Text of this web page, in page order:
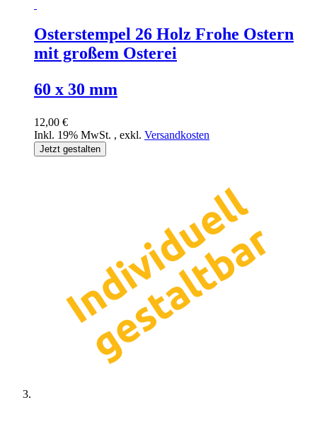
Osterstempel 26 Holz Frohe Ostern
mit großem Osterei
60 x 30 mm
12,00 €
Inkl. 19% MwSt. , exkl. Versandkosten
Jetzt gestalten